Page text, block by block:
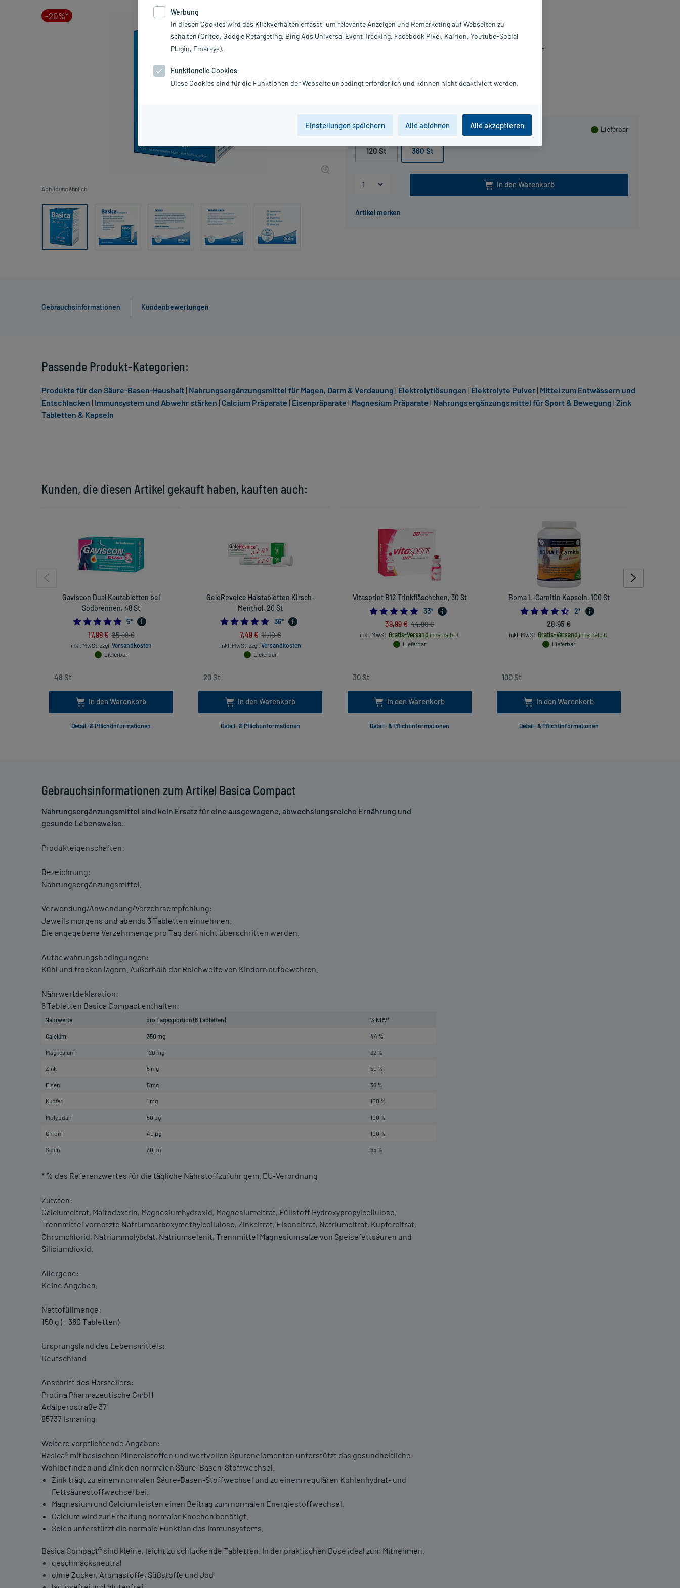
-20%*
Abbildung ähnlich
34,08 €
Packungseinheit Lieferbar
120 St 360 St
In den Warenkorb
Inhalt:
360 St
PZN:
04787669
Protina Pharmazeutische GmbH
Gebrauchsinformationen Kundenbewertungen
Gebrauchsinformationen zum Artikel Basica Compact
Nahrungsergänzungsmittel sind kein Ersatz für eine ausgewogene, abwechslungsreiche Ernährung und
gesunde Lebensweise.
Produkteigenschaften:
Bezeichnung:
Nahrungsergänzungsmittel.
Verwendung/Anwendung/Verzehrsempfehlung:
Jeweils morgens und abends 3 Tabletten einnehmen.
Die angegebene Verzehrmenge pro Tag darf nicht überschritten werden.
Aufbewahrungsbedingungen:
Kühl und trocken lagern. Außerhalb der Reichweite von Kindern aufbewahren.
Nährwertdeklaration:
6 Tabletten Basica Compact enthalten:
Nährwerte pro Tagesportion (6 Tabletten) % NRV*
Calcium 350 mg 44 %
Magnesium 120 mg 32 %
Zink 5 mg 50 %
Eisen 5 mg 36 %
Kupfer 1 mg 100 %
Molybdän 50 µg 100 %
Chrom 40 µg 100 %
Selen 30 µg 55 %
* % des Referenzwertes für die tägliche Nährstoffzufuhr gem. EU-Verordnung
Zutaten:
Calciumcitrat, Maltodextrin, Magnesiumhydroxid, Magnesiumcitrat, Füllstoff Hydroxypropylcellulose,
Trennmittel vernetzte Natriumcarboxymethylcellulose, Zinkcitrat, Eisencitrat, Natriumcitrat, Kupfercitrat,
Chromchlorid, Natriummolybdat, Natriumselenit, Trennmittel Magnesiumsalze von Speisefettsäuren und
Siliciumdioxid.
Allergene:
Keine Angaben.
Nettofüllmenge:
150 g (= 360 Tabletten)
Ursprungsland des Lebensmittels:
Deutschland
Anschrift des Herstellers:
Protina Pharmazeutische GmbH
Adalperostraße 37
85737 Ismaning
Weitere verpflichtende Angaben:
Basica® mit basischen Mineralstoffen und wertvollen Spurenelementen unterstützt das gesundheitliche
Wohlbefinden und Zink den normalen Säure-Basen-Stoffwechsel.
Zink trägt zu einem normalen Säure-Basen-Stoffwechsel und zu einem regulären Kohlenhydrat- und
Fettsäurestoffwechsel bei.
Magnesium und Calcium leisten einen Beitrag zum normalen Energiestoffwechsel.
Calcium wird zur Erhaltung normaler Knochen benötigt.
Selen unterstützt die normale Funktion des Immunsystems.
Basica Compact® sind kleine, leicht zu schluckende Tabletten. In der praktischen Dose ideal zum Mitnehmen.
geschmacksneutral
ohne Zucker, Aromastoffe, Süßstoffe und Jod
Kunden, die diesen Artikel gekauft haben, kauften auch:
Gaviscon Dual Kautabletten bei
Sodbrennen, 48 St
5.0
5*
17,99 € 25,99 €
inkl. MwSt. zzgl. Versandkosten
Lieferbar
In den Warenkorb
Detail- & Pflichtinformationen
GeloRevoice Halstabletten Kirsch-
Menthol, 20 St
4.722222222222222
36*
7,49 € 11,10 €
inkl. MwSt. zzgl. Versandkosten
Lieferbar
In den Warenkorb
Detail- & Pflichtinformationen
Vitasprint B12 Trinkfläschchen, 30 St
4.696969696969697
33*
39,99 € 44,99 €
inkl. MwSt. Gratis-Versand innerhalb D.
Lieferbar
In den Warenkorb
Detail- & Pflichtinformationen
Boma L-Carnitin Kapseln, 100 St
4.5
2*
28,95 €
inkl. MwSt. Gratis-Versand innerhalb D.
Lieferbar
In den Warenkorb
Detail- & Pflichtinformationen
Passende Produkt-Kategorien:
Produkte für den Säure-Basen-Haushalt| Nahrungsergänzungsmittel für Magen, Darm & Verdauung | Elektrolytlösungen | Elektrolyte Pulver| Mittel zum Entwässern und
Entschlacken | Immunsystem und Abwehr stärken | Calcium Präparate | Eisenpräparate | Magnesium Präparate | Nahrungsergänzungsmittel für Sport & Bewegung | Zink
Tabletten & Kapseln
Werbung
In diesen Cookies wird das Klickverhalten erfasst, um relevante Anzeigen und Remarketing auf Webseiten zu
schalten (Criteo, Google Retargeting, Bing Ads Universal Event Tracking, Facebook Pixel, Kairion, Youtube-Social
Plugin, Emarsys).
Funktionelle Cookies
Diese Cookies sind für die Funktionen der Webseite unbedingt erforderlich und können nicht deaktiviert werden.
Einstellungen speichern Alle ablehnen Alle akzeptieren